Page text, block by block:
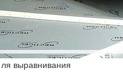
выравнивания